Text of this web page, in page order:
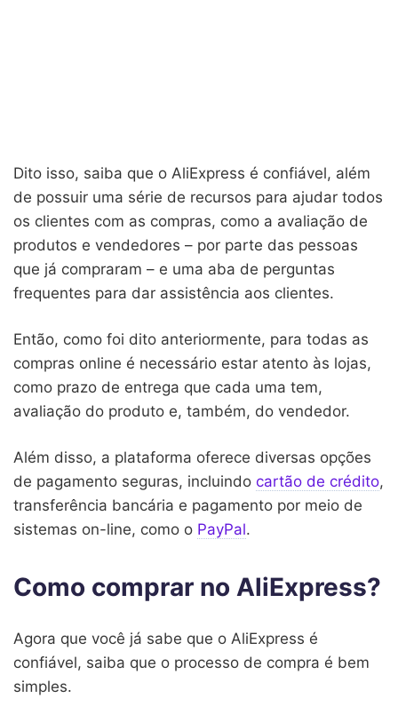
Dito isso, saiba que o AliExpress é confiável, além
de possuir uma série de recursos para ajudar todos
os clientes com as compras, como a avaliação de
produtos e vendedores – por parte das pessoas
que já compraram – e uma aba de perguntas
frequentes para dar assistência aos clientes.
Então, como foi dito anteriormente, para todas as
compras online é necessário estar atento às lojas,
como prazo de entrega que cada uma tem,
avaliação do produto e, também, do vendedor.
Além disso, a plataforma oferece diversas opções
de pagamento seguras, incluindo cartão de crédito,
transferência bancária e pagamento por meio de
sistemas on-line, como o PayPal.
Como comprar no AliExpress?
Agora que você já sabe que o AliExpress é
confiável, saiba que o processo de compra é bem
simples.